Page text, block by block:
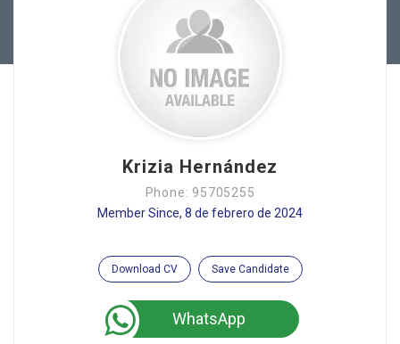
Krizia Hernández
Phone: 95705255
Member Since, 8 de febrero de 2024
Download CV Save Candidate
WhatsApp